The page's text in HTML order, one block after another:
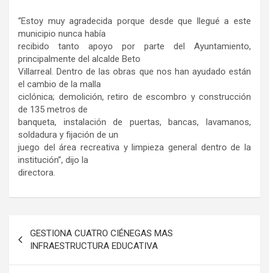
“Estoy muy agradecida porque desde que llegué a este
municipio nunca había
recibido tanto apoyo por parte del Ayuntamiento,
principalmente del alcalde Beto
Villarreal. Dentro de las obras que nos han ayudado están
el cambio de la malla
ciclónica; demolición, retiro de escombro y construcción
de 135 metros de
banqueta, instalación de puertas, bancas, lavamanos,
soldadura y fijación de un
juego del área recreativa y limpieza general dentro de la
institución”, dijo la
directora.
de
entradas
GESTIONA CUATRO CIÉNEGAS MAS
INFRAESTRUCTURA EDUCATIVA